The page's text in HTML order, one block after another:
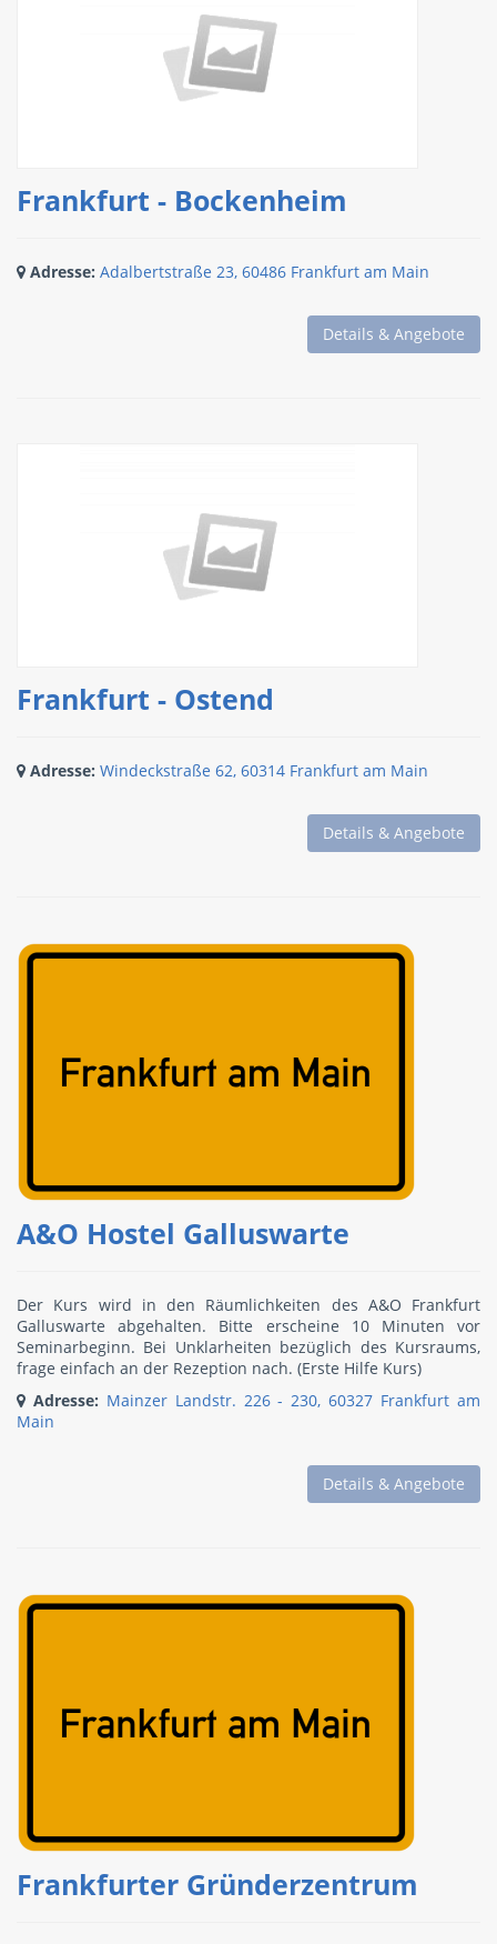
Frankfurt - Bockenheim
Adresse: Adalbertstraße 23, 60486 Frankfurt am Main
Details & Angebote
Frankfurt - Ostend
Adresse: Windeckstraße 62, 60314 Frankfurt am Main
Details & Angebote
A&O Hostel Galluswarte
Der Kurs wird in den Räumlichkeiten des A&O Frankfurt
Galluswarte abgehalten. Bitte erscheine 10 Minuten vor
Seminarbeginn. Bei Unklarheiten bezüglich des Kursraums,
frage einfach an der Rezeption nach. (Erste Hilfe Kurs)
Adresse: Mainzer Landstr. 226 - 230, 60327 Frankfurt am
Main
Details & Angebote
Frankfurter Gründerzentrum